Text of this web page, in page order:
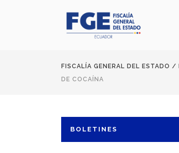
FISCALÍA GENERAL DEL ESTADO /
DE COCAÍNA
BOLETINES